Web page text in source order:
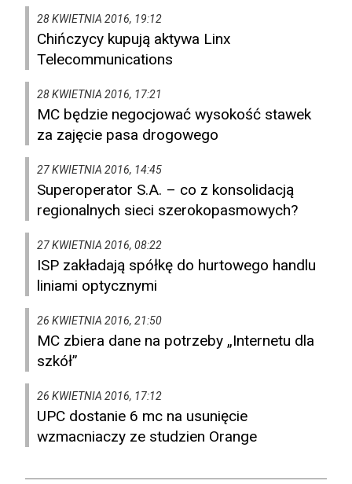
28 KWIETNIA 2016, 19:12
Chińczycy kupują aktywa Linx
Telecommunications
28 KWIETNIA 2016, 17:21
MC będzie negocjować wysokość stawek
za zajęcie pasa drogowego
27 KWIETNIA 2016, 14:45
Superoperator S.A. – co z konsolidacją
regionalnych sieci szerokopasmowych?
27 KWIETNIA 2016, 08:22
ISP zakładają spółkę do hurtowego handlu
liniami optycznymi
26 KWIETNIA 2016, 21:50
MC zbiera dane na potrzeby „Internetu dla
szkół”
26 KWIETNIA 2016, 17:12
UPC dostanie 6 mc na usunięcie
wzmacniaczy ze studzien Orange